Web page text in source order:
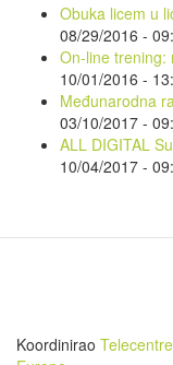
Obuka licem u
08/29/2016 -
On-line trening:
10/01/2016 -
Međunarodna
03/10/2017 -
ALL DIGITAL
10/04/2017 -
Koordinirao Telecentre